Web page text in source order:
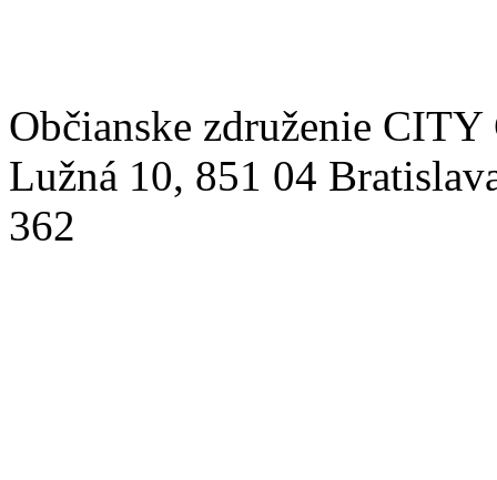
Občianske združenie
Lužná 10, 851 04
362